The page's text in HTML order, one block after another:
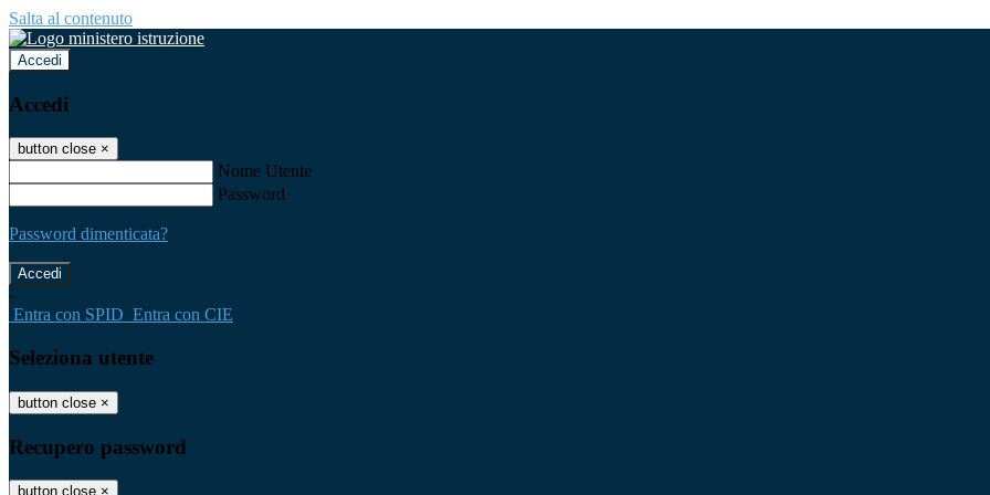
Salta al contenuto
Accedi
Accedi
button close ×
Nome Utente
Password
Password dimenticata?
-
Entra con SPID Entra con CIE
Seleziona utente
button close ×
Recupero password
button close ×